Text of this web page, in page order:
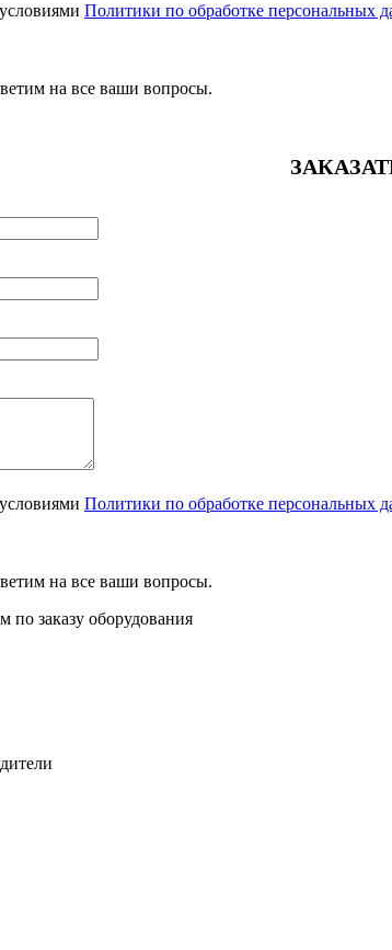
Политики по обработке персональных
на все ваши вопросы.
Политики по обработке персональных
на все ваши вопросы.
заказу оборудования